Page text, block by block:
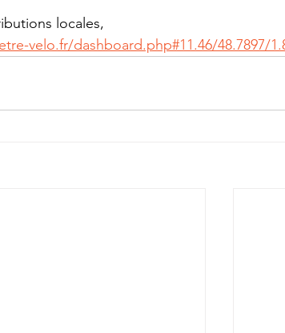
locales,
velo.fr/dashboard.php#11.46/48.7897/